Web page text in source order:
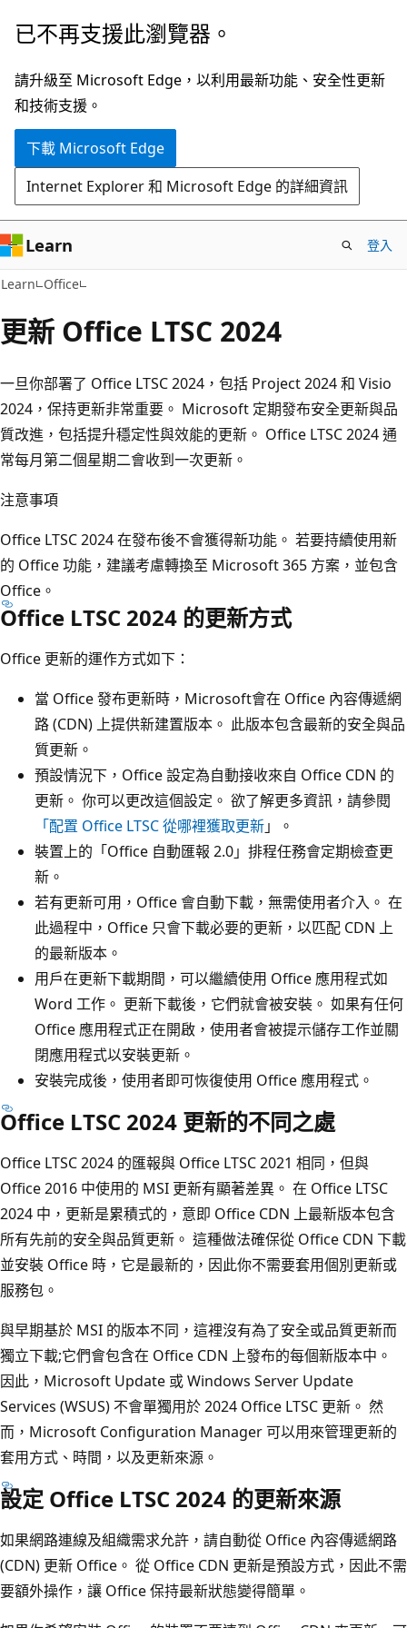
跳
主
要
內
已不再支援此瀏覽器。
請升級至 Microsoft Edge，以利用最新功能、安全性更新
和技術支援。
下載 Microsoft Edge
Internet Explorer 和 Microsoft Edge 的詳細資訊
Learn 登入
Learn Office
更新 Office LTSC 2024
一旦你部署了 Office LTSC 2024，包括 Project 2024 和 Visio
2024，保持更新非常重要。 Microsoft 定期發布安全更新與品
質改進，包括提升穩定性與效能的更新。 Office LTSC 2024 通
常每月第二個星期二會收到一次更新。
注意事項
Office LTSC 2024 在發布後不會獲得新功能。 若要持續使用新
的 Office 功能，建議考慮轉換至 Microsoft 365 方案，並包含
Office。
Office LTSC 2024 的更新方式
Office 更新的運作方式如下：
當 Office 發布更新時，Microsoft會在 Office 內容傳遞網
路 (CDN) 上提供新建置版本。 此版本包含最新的安全與品
質更新。
預設情況下，Office 設定為自動接收來自 Office CDN 的
更新。 你可以更改這個設定。 欲了解更多資訊，請參閱
「配置 Office LTSC 從哪裡獲取更新」。
裝置上的「Office 自動匯報 2.0」排程任務會定期檢查更
新。
若有更新可用，Office 會自動下載，無需使用者介入。 在
此過程中，Office 只會下載必要的更新，以匹配 CDN 上
的最新版本。
用戶在更新下載期間，可以繼續使用 Office 應用程式如
Word 工作。 更新下載後，它們就會被安裝。 如果有任何
Office 應用程式正在開啟，使用者會被提示儲存工作並關
閉應用程式以安裝更新。
安裝完成後，使用者即可恢復使用 Office 應用程式。
Office LTSC 2024 更新的不同之處
Office LTSC 2024 的匯報與 Office LTSC 2021 相同，但與
Office 2016 中使用的 MSI 更新有顯著差異。 在 Office LTSC
2024 中，更新是累積式的，意即 Office CDN 上最新版本包含
所有先前的安全與品質更新。 這種做法確保從 Office CDN 下載
並安裝 Office 時，它是最新的，因此你不需要套用個別更新或
服務包。
與早期基於 MSI 的版本不同，這裡沒有為了安全或品質更新而
獨立下載;它們會包含在 Office CDN 上發布的每個新版本中。
因此，Microsoft Update 或 Windows Server Update
Services (WSUS) 不會單獨用於 2024 Office LTSC 更新。 然
而，Microsoft Configuration Manager 可以用來管理更新的
套用方式、時間，以及更新來源。
設定 Office LTSC 2024 的更新來源
如果網路連線及組織需求允許，請自動從 Office 內容傳遞網路
(CDN) 更新 Office。 從 Office CDN 更新是預設方式，因此不需
要額外操作，讓 Office 保持最新狀態變得簡單。